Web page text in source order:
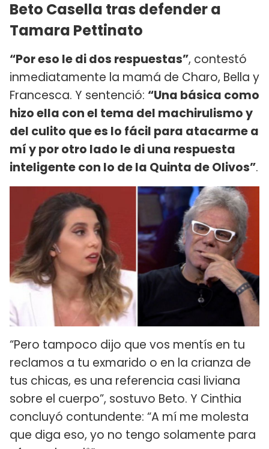
Beto Casella tras defender a
Tamara Pettinato
“Por eso le di dos respuestas”, contestó
inmediatamente la mamá de Charo, Bella y
Francesca. Y sentenció: “Una básica como
hizo ella con el tema del machirulismo y
del culito que es lo fácil para atacarme a
mí y por otro lado le di una respuesta
inteligente con lo de la Quinta de Olivos”.
“Pero tampoco dijo que vos mentís en tu
reclamos a tu exmarido o en la crianza de
tus chicas, es una referencia casi liviana
sobre el cuerpo”, sostuvo Beto. Y Cinthia
concluyó contundente: “A mí me molesta
que diga eso, yo no tengo solamente para